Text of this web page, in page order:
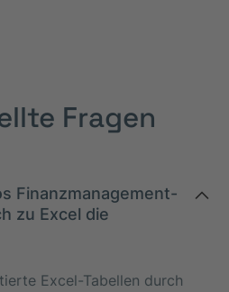
Fragen
Finanzmanagement-
zu Excel die
Excel-Tabellen durch